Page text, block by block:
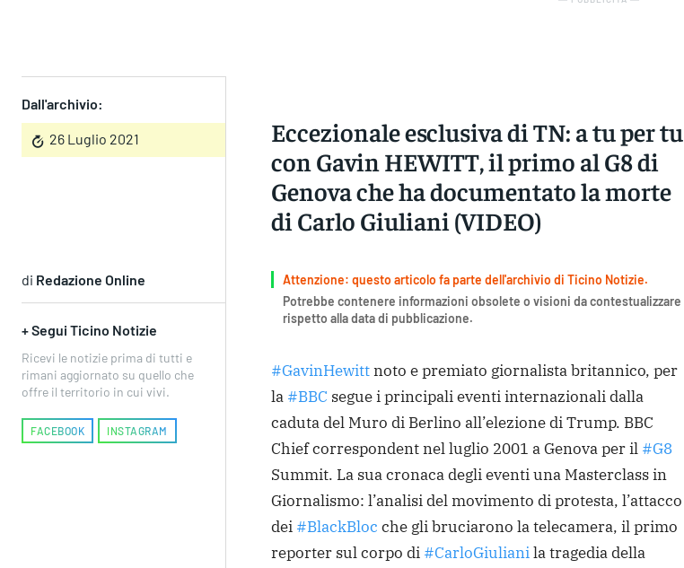
Dall'archivio:
26 Luglio 2021
Eccezionale esclusiva di TN: a tu per tu
con Gavin HEWITT, il primo al G8 di
Genova che ha documentato la morte
di Carlo Giuliani (VIDEO)
di Redazione Online
+ Segui Ticino Notizie
Ricevi le notizie prima di tutti e
rimani aggiornato su quello che
offre il territorio in cui vivi.
FACEBOOK INSTAGRAM
Attenzione: questo articolo fa parte dell'archivio di Ticino Notizie.
Potrebbe contenere informazioni obsolete o visioni da contestualizzare
rispetto alla data di pubblicazione.
#GavinHewittnoto e premiato giornalista britannico, per
la #BBC segue i principali eventi internazionali dalla
caduta del Muro di Berlino all’elezione di Trump. BBC
Chief correspondent nel luglio 2001 a Genova per il #G8
Summit. La sua cronaca degli eventi una Masterclass in
Giornalismo: l’analisi del movimento di protesta, l’attacco
dei #BlackBloc che gli bruciarono la telecamera, il primo
reporter sul corpo di #CarloGiulianila tragedia della